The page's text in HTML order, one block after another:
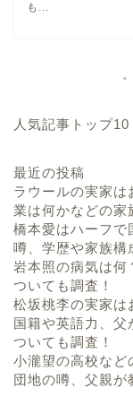
も...
人気記事トップ10
最近の投稿
ラウールの実家は
業は何かなどの家
橋本愛はハーフで
噂、学歴や家族構
岩本照の病気は何
ついても調査！
松坂桃李の実家は
国籍や英語力、父
ついても調査！
小瀧望の高校など
団地の噂、父親が